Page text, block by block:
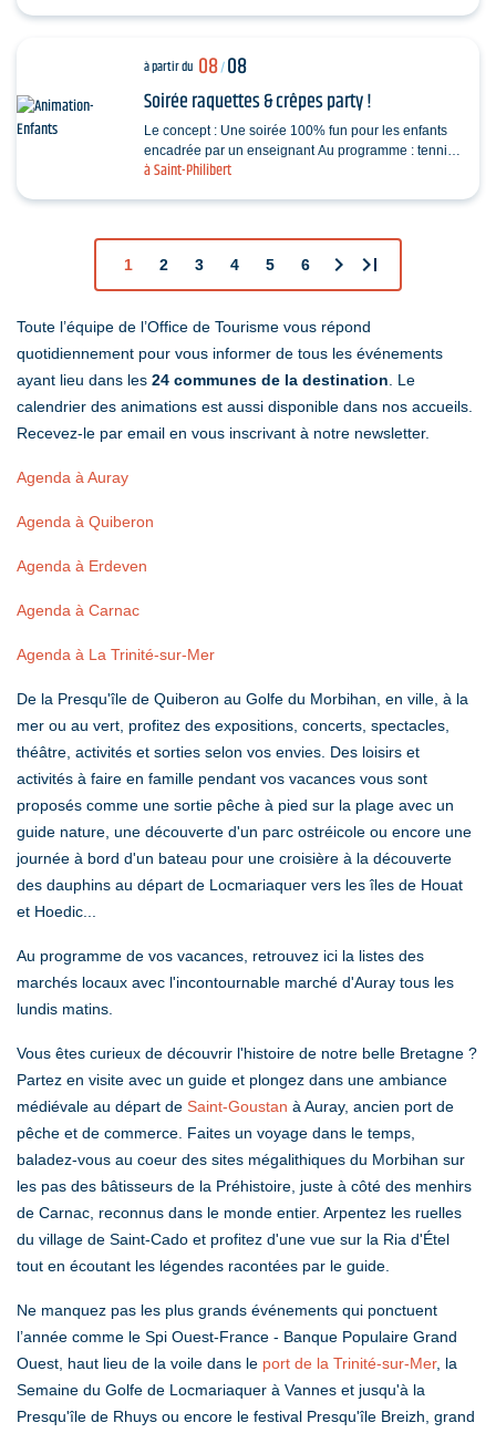
à Saint-Philibert
à partir du 08/08
Soirée raquettes & crêpes party !
Le concept : Une soirée 100% fun pour les enfants
encadrée par un enseignant Au programme : tennis,
padel et pickleball suivis d’un Breizh picnic :…
1 2 3 4 5 6 chevron_right last_page
Toute l’équipe de l’Office de Tourisme vous répond
quotidiennement pour vous informer de tous les événements
ayant lieu dans les 24 communes de la destination . Le
calendrier des animations est aussi disponible dans nos accueils.
Recevez-le par email en vous inscrivant à notre newsletter.
Agenda à Auray
Agenda à Quiberon
Agenda à Erdeven
Agenda à Carnac
Agenda à La Trinité-sur-Mer
De la Presqu'île de Quiberon au Golfe du Morbihan, en ville, à la
mer ou au vert, profitez des expositions, concerts, spectacles,
théâtre, activités et sorties selon vos envies. Des loisirs et
activités à faire en famille pendant vos vacances vous sont
proposés comme une sortie pêche à pied sur la plage avec un
guide nature, une découverte d'un parc ostréicole ou encore une
journée à bord d'un bateau pour une croisière à la découverte
des dauphins au départ de Locmariaquer vers les îles de Houat
et Hoedic...
Au programme de vos vacances, retrouvez ici la listes des
marchés locaux avec l'incontournable marché d'Auray tous les
lundis matins.
Vous êtes curieux de découvrir l'histoire de notre belle Bretagne ?
Partez en visite avec un guide et plongez dans une ambiance
médiévale au départ de Saint-Goustan à Auray, ancien port de
pêche et de commerce. Faites un voyage dans le temps,
baladez-vous au coeur des sites mégalithiques du Morbihan sur
les pas des bâtisseurs de la Préhistoire, juste à côté des menhirs
de Carnac, reconnus dans le monde entier. Arpentez les ruelles
du village de Saint-Cado et profitez d'une vue sur la Ria d'Étel
tout en écoutant les légendes racontées par le guide.
Ne manquez pas les plus grands événements qui ponctuent
l’année comme le Spi Ouest-France - Banque Populaire Grand
Ouest, haut lieu de la voile dans le port de la Trinité-sur-Mer, la
Semaine du Golfe de Locmariaquer à Vannes et jusqu'à la
Presqu'île de Rhuys ou encore le festival Presqu'île Breizh, grand